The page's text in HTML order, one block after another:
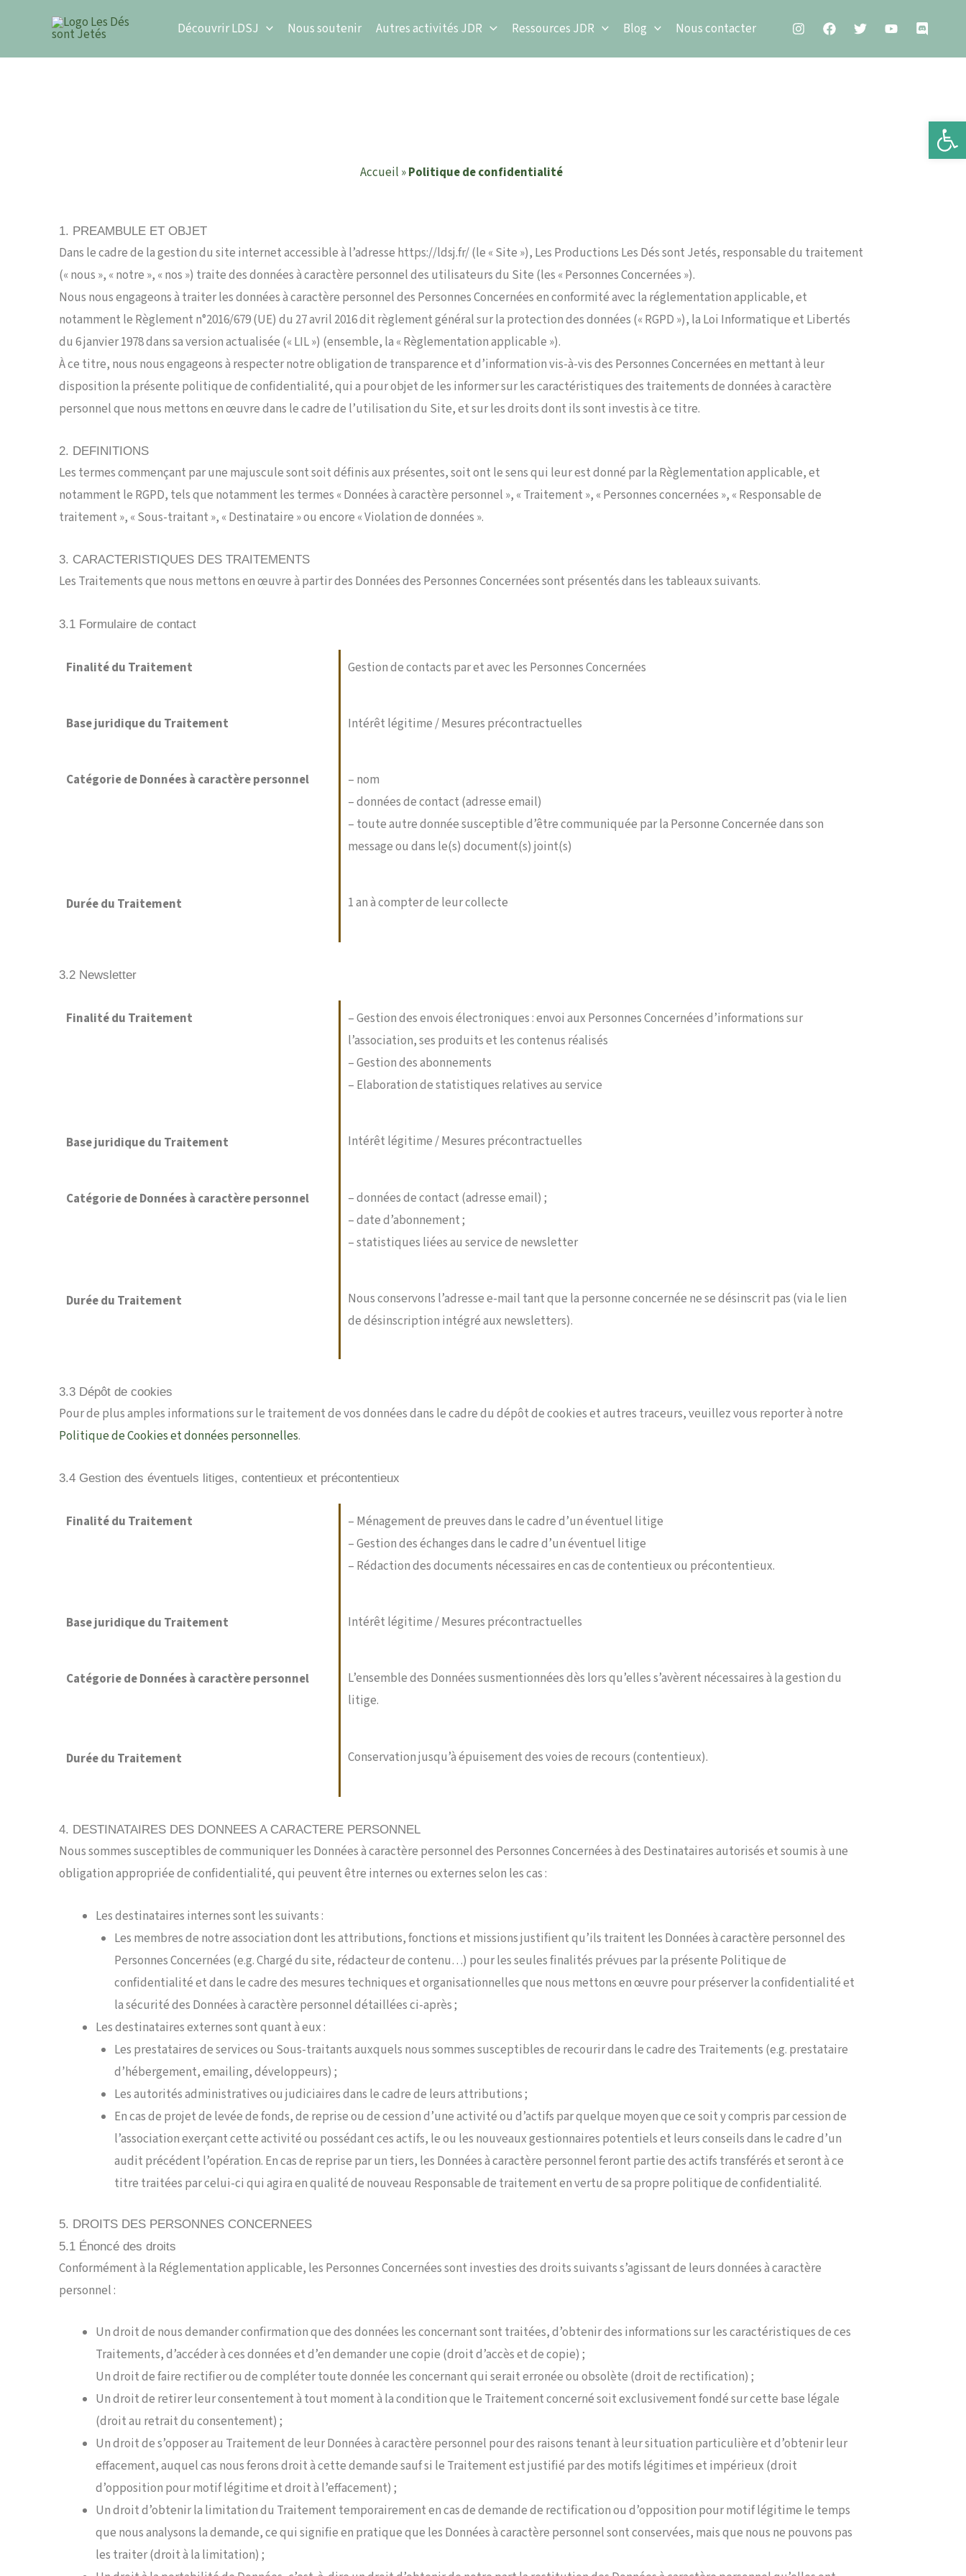
contenu
Découvrir LDSJ Nous soutenir Autres activités JDR Ressources JDR Blog Nous contacter
Accueil »Politique de confidentialité
1. PREAMBULE ET OBJET
Dans le cadre de la gestion du site internet accessible à l’adresse https://ldsj.fr/ (le « Site »), Les Productions Les Dés sont Jetés, responsable du traitement
(« nous », « notre », « nos ») traite des données à caractère personnel des utilisateurs du Site (les « Personnes Concernées »).
Nous nous engageons à traiter les données à caractère personnel des Personnes Concernées en conformité avec la réglementation applicable, et
notamment le Règlement n°2016/679 (UE) du 27 avril 2016 dit règlement général sur la protection des données (« RGPD »), la Loi Informatique et Libertés
du 6 janvier 1978 dans sa version actualisée (« LIL ») (ensemble, la « Règlementation applicable »).
À ce titre, nous nous engageons à respecter notre obligation de transparence et d’information vis-à-vis des Personnes Concernées en mettant à leur
disposition la présente politique de confidentialité, qui a pour objet de les informer sur les caractéristiques des traitements de données à caractère
personnel que nous mettons en œuvre dans le cadre de l’utilisation du Site, et sur les droits dont ils sont investis à ce titre.
2. DEFINITIONS
Les termes commençant par une majuscule sont soit définis aux présentes, soit ont le sens qui leur est donné par la Règlementation applicable, et
notamment le RGPD, tels que notamment les termes « Données à caractère personnel », « Traitement », « Personnes concernées », « Responsable de
traitement », « Sous-traitant », « Destinataire » ou encore « Violation de données ».
3. CARACTERISTIQUES DES TRAITEMENTS
Les Traitements que nous mettons en œuvre à partir des Données des Personnes Concernées sont présentés dans les tableaux suivants.
3.1 Formulaire de contact
Finalité du Traitement
Base juridique du Traitement
Catégorie de Données à caractère personnel
Durée du Traitement
Gestion de contacts par et avec les Personnes Concernées
Intérêt légitime / Mesures précontractuelles
– nom
– données de contact (adresse email)
– toute autre donnée susceptible d’être communiquée par la Personne Concernée dans son
message ou dans le(s) document(s) joint(s)
1 an à compter de leur collecte
3.2 Newsletter
Finalité du Traitement
Base juridique du Traitement
Catégorie de Données à caractère personnel
Durée du Traitement
– Gestion des envois électroniques : envoi aux Personnes Concernées d’informations sur
l’association, ses produits et les contenus réalisés
– Gestion des abonnements
– Elaboration de statistiques relatives au service
Intérêt légitime / Mesures précontractuelles
– données de contact (adresse email) ;
– date d’abonnement ;
– statistiques liées au service de newsletter
Nous conservons l’adresse e-mail tant que la personne concernée ne se désinscrit pas (via le lien
de désinscription intégré aux newsletters).
3.3 Dépôt de cookies
Pour de plus amples informations sur le traitement de vos données dans le cadre du dépôt de cookies et autres traceurs, veuillez vous reporter à notre
Politique de Cookies et données personnelles.
3.4 Gestion des éventuels litiges, contentieux et précontentieux
Finalité du Traitement
Base juridique du Traitement
Catégorie de Données à caractère personnel
Durée du Traitement
– Ménagement de preuves dans le cadre d’un éventuel litige
– Gestion des échanges dans le cadre d’un éventuel litige
– Rédaction des documents nécessaires en cas de contentieux ou précontentieux.
Intérêt légitime / Mesures précontractuelles
L’ensemble des Données susmentionnées dès lors qu’elles s’avèrent nécessaires à la gestion du
litige.
Conservation jusqu’à épuisement des voies de recours (contentieux).
4. DESTINATAIRES DES DONNEES A CARACTERE PERSONNEL
Nous sommes susceptibles de communiquer les Données à caractère personnel des Personnes Concernées à des Destinataires autorisés et soumis à une
obligation appropriée de confidentialité, qui peuvent être internes ou externes selon les cas :
Les destinataires internes sont les suivants :
Les membres de notre association dont les attributions, fonctions et missions justifient qu’ils traitent les Données à caractère personnel des
Personnes Concernées (e.g. Chargé du site, rédacteur de contenu…) pour les seules finalités prévues par la présente Politique de
confidentialité et dans le cadre des mesures techniques et organisationnelles que nous mettons en œuvre pour préserver la confidentialité et
la sécurité des Données à caractère personnel détaillées ci-après ;
Les destinataires externes sont quant à eux :
Les prestataires de services ou Sous-traitants auxquels nous sommes susceptibles de recourir dans le cadre des Traitements (e.g. prestataire
d’hébergement, emailing, développeurs) ;
Les autorités administratives ou judiciaires dans le cadre de leurs attributions ;
En cas de projet de levée de fonds, de reprise ou de cession d’une activité ou d’actifs par quelque moyen que ce soit y compris par cession de
l’association exerçant cette activité ou possédant ces actifs, le ou les nouveaux gestionnaires potentiels et leurs conseils dans le cadre d’un
audit précédent l’opération. En cas de reprise par un tiers, les Données à caractère personnel feront partie des actifs transférés et seront à ce
titre traitées par celui-ci qui agira en qualité de nouveau Responsable de traitement en vertu de sa propre politique de confidentialité.
5. DROITS DES PERSONNES CONCERNEES
5.1 Énoncé des droits
Conformément à la Réglementation applicable, les Personnes Concernées sont investies des droits suivants s’agissant de leurs données à caractère
personnel :
Un droit de nous demander confirmation que des données les concernant sont traitées, d’obtenir des informations sur les caractéristiques de ces
Traitements, d’accéder à ces données et d’en demander une copie (droit d’accès et de copie) ;
Un droit de faire rectifier ou de compléter toute donnée les concernant qui serait erronée ou obsolète (droit de rectification) ;
Un droit de retirer leur consentement à tout moment à la condition que le Traitement concerné soit exclusivement fondé sur cette base légale
(droit au retrait du consentement) ;
Un droit de s’opposer au Traitement de leur Données à caractère personnel pour des raisons tenant à leur situation particulière et d’obtenir leur
effacement, auquel cas nous ferons droit à cette demande sauf si le Traitement est justifié par des motifs légitimes et impérieux (droit
d’opposition pour motif légitime et droit à l’effacement) ;
Un droit d’obtenir la limitation du Traitement temporairement en cas de demande de rectification ou d’opposition pour motif légitime le temps
que nous analysons la demande, ce qui signifie en pratique que les Données à caractère personnel sont conservées, mais que nous ne pouvons pas
les traiter (droit à la limitation) ;